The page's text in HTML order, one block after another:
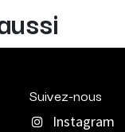
Suivez-nous
Instagram